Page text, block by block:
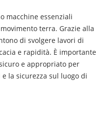
macchine essenziali
terra. Grazie alla
di svolgere lavori di
e rapidità. È importante
e appropriato per
la sicurezza sul luogo di